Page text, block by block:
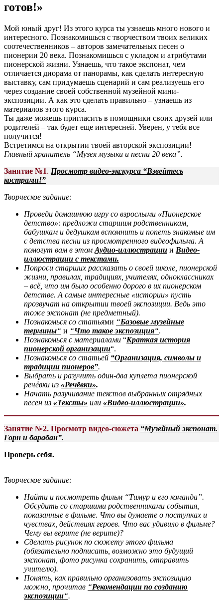
готов!»
Мой юный друг! Из этого курса ты узнаешь много нового и
интересного. Познакомишься с творчеством твоих великих
соотечественников – авторов замечательных песен о
пионерии 20 века. Познакомишься с укладом и атрибутами
пионерской жизни. Узнаешь, что такое экспонат, чем
отличается диорама от панорамы, как сделать интересную
выставку, сам придумаешь сценарий и сам реализуешь его
через создание своей собственной музейной мини-
экспозиции. А как это сделать правильно – узнаешь из
материалов этого курса.
Ты даже можешь пригласить в помощники своих друзей или
родителей – так будет еще интересней. Уверен, у тебя все
получится!
Встретимся на открытии твоей авторской экспозиции!
Главный хранитель “Музея музыки и песни 20 века”.
Занятие №1. Просмотр видео-экскурса “Взвейтесь
кострами!”
Творческое задание:
Проведи домашнюю игру со взрослыми «Пионерское
детство»: предложи старшим родственникам,
бабушкам и дедушкам вспомнить и попеть знакомые им
с детства песни из просмотренного видеофильма. А
помогут вам в этом Аудио-иллюстрации и Видео-
иллюстрации с текстами.
Попроси старших рассказать о своей школе, пионерской
жизни, правилах, традициях, учителях, одноклассниках
– всё, что им было особенно дорого в их пионерском
детстве. А самые интересные «истории» пусть
прозвучат на открытии твоей экспозиции. Ведь это
тоже экспонат (не предметный).
Познакомься со статьями “Базовые музейные
термины“ и “Что такое экспозиция“.
Познакомься с материалами “Краткая история
пионерской организации“.
Познакомься со статьей “Организация, символы и
традиции пионеров”.
Выбрать и разучить один-два куплета пионерской
речёвки из «Речёвки».
Начать разучивание текстов выбранных отрядных
песен из «Тексты» или «Видео-иллюстрации».
Занятие №2. Просмотр видео-сюжета “Музейный экспонат.
Горн и барабан”.
Проверь себя.
Творческое задание:
Найти и посмотреть фильм “Тимур и его команда”.
Обсудить со старшими родственниками события,
показанные в фильме. Что вы думаете о поступках и
чувствах, действиях героев. Что вас удивило в фильме?
Чему вы верите (не верите)?
Сделать рисунок по сюжету этого фильма
(обязательно подписать, возможно это будущий
экспонат, фото рисунка сохранить, отправить
учителю).
Понять, как правильно организовать экспозицию
можно, прочитав “Рекомендации по созданию
экспозиции“.